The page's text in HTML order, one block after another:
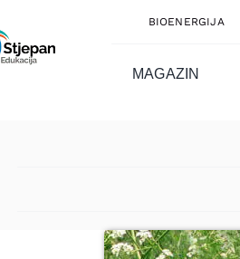
BIOENERGIJA
MAGAZIN